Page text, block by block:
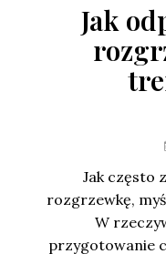
Jak
Jak często
rozgrzewkę,
W
przygotowanie